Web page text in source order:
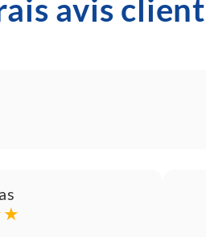
avis